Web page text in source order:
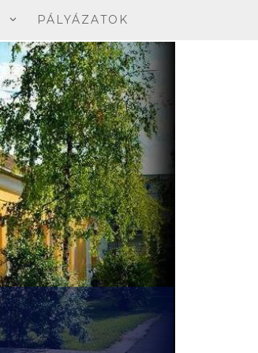
PÁLYÁZATOK